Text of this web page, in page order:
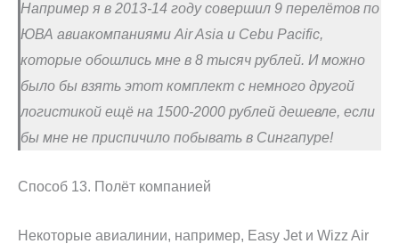
Например я в 2013-14 году совершил 9 перелётов по
ЮВА авиакомпаниями Air Asia и Cebu Pacific,
которые обошлись мне в 8 тысяч рублей. И можно
было бы взять этот комплект с немного другой
логистикой ещё на 1500-2000 рублей дешевле, если
бы мне не приспичило побывать в Сингапуре!
Способ 13. Полёт компанией
Некоторые авиалинии, например, Easy Jet и Wizz Air